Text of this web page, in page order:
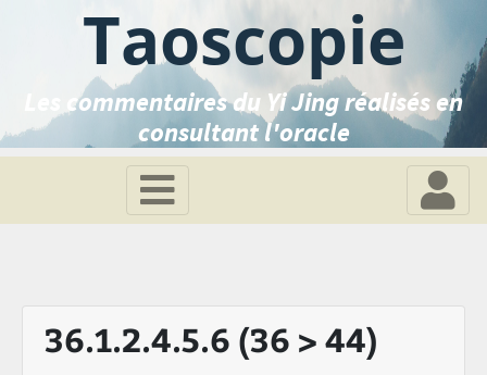
Taoscopie
Les commentaires du Yi Jing réalisés en
consultant l'oracle
36.1.2.4.5.6 (36 > 44)